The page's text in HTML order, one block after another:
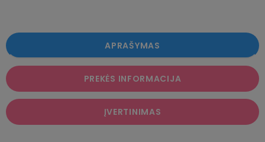
APRAŠYMAS
PREKĖS INFORMACIJA
ĮVERTINIMAS